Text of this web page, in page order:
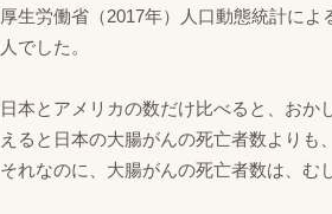
厚生労働省（2017年）人口動態統計に
人でした。
日本とアメリカの数だけ比べると、お
えると日本の大腸がんの死亡者数よりも
それなのに、大腸がんの死亡者数は、む